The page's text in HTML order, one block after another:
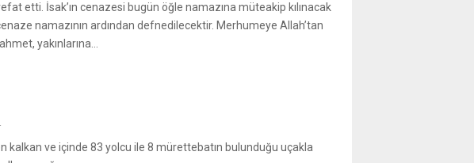
etti. İsak’ın cenazesi bugün öğle namazına müteakip kılınacak
namazının ardından defnedilecektir. Merhumeye Allah’tan
yakınlarına...
kalkan ve içinde 83 yolcu ile 8 mürettebatın bulunduğu uçakla